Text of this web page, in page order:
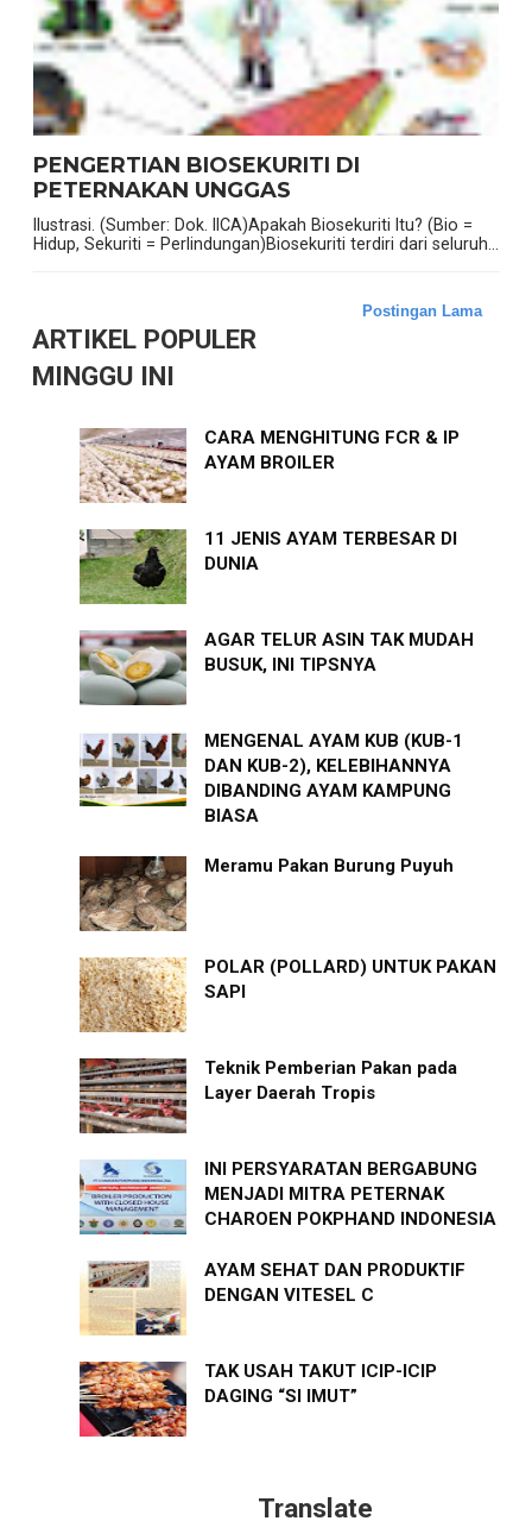
PENGERTIAN BIOSEKURITI DI
PETERNAKAN UNGGAS
Ilustrasi. (Sumber: Dok. IICA)Apakah Biosekuriti Itu? (Bio =
Hidup, Sekuriti = Perlindungan)Biosekuriti terdiri dari seluruh...
Postingan Lama
ARTIKEL POPULER
MINGGU INI
CARA MENGHITUNG FCR & IP
AYAM BROILER
11 JENIS AYAM TERBESAR DI
DUNIA
AGAR TELUR ASIN TAK MUDAH
BUSUK, INI TIPSNYA
MENGENAL AYAM KUB (KUB-1
DAN KUB-2), KELEBIHANNYA
DIBANDING AYAM KAMPUNG
BIASA
Meramu Pakan Burung Puyuh
POLAR (POLLARD) UNTUK PAKAN
SAPI
Teknik Pemberian Pakan pada
Layer Daerah Tropis
INI PERSYARATAN BERGABUNG
MENJADI MITRA PETERNAK
CHAROEN POKPHAND INDONESIA
AYAM SEHAT DAN PRODUKTIF
DENGAN VITESEL C
TAK USAH TAKUT ICIP-ICIP
DAGING “SI IMUT”
Translate